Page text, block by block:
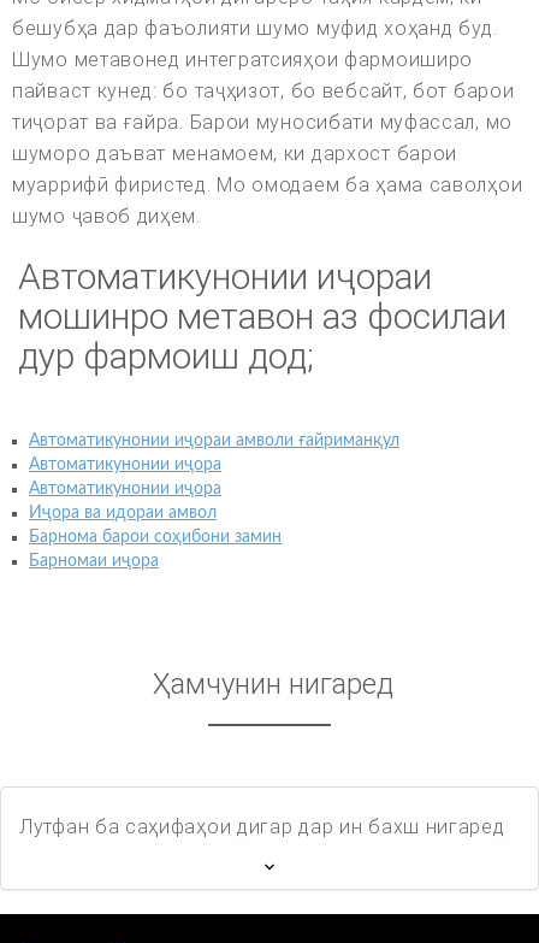
бешубҳа дар фаъолияти шумо муфид хоҳанд буд.
Шумо метавонед интегратсияҳои фармоиширо
пайваст кунед: бо таҷҳизот, бо вебсайт, бот барои
тиҷорат ва ғайра. Барои муносибати муфассал, мо
шуморо даъват менамоем, ки дархост барои
муаррифӣ фиристед. Мо омодаем ба ҳама саволҳои
шумо ҷавоб диҳем.
Автоматикунонии иҷораи
мошинро метавон аз фосилаи
дур фармоиш дод;
Автоматикунонии иҷораи амволи ғайриманқул
Автоматикунонии иҷора
Автоматикунонии иҷора
Иҷора ва идораи амвол
Барнома барои соҳибони замин
Барномаи иҷора
Ҳамчунин нигаред
Лутфан ба саҳифаҳои дигар дар ин бахш нигаред